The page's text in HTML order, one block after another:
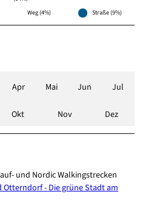
Weg (4%) Straße (9%)
Apr Mai Jun Jul
Okt Nov Dez
und Nordic Walkingstrecken
Otterndorf - Die grüne Stadt am